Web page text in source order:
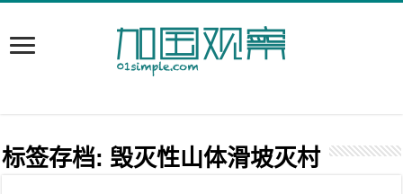
标签存档: 毁灭性山体滑坡灭村